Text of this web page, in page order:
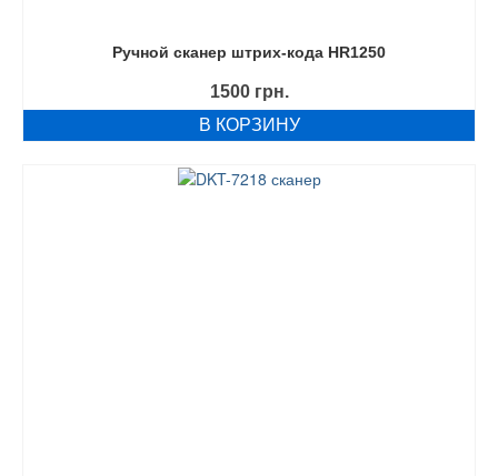
Ручной сканер штрих-кода HR1250
1500 грн.
В КОРЗИНУ